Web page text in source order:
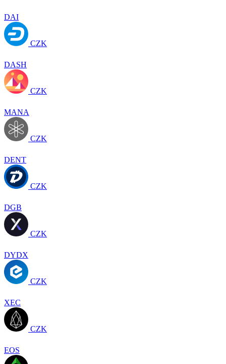
DAI
CZK
DASH
CZK
MANA
CZK
DENT
CZK
DGB
CZK
DYDX
CZK
XEC
CZK
EOS